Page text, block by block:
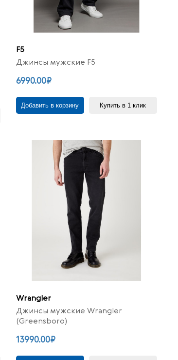
F5
Джинсы мужские F5
6990.00₽
Добавить в корзину Купить в 1 клик
Wrangler
Джинсы мужские Wrangler
(Greensboro)
13990.00₽